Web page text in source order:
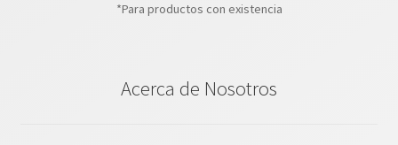
*Para productos con existencia
Acerca de Nosotros